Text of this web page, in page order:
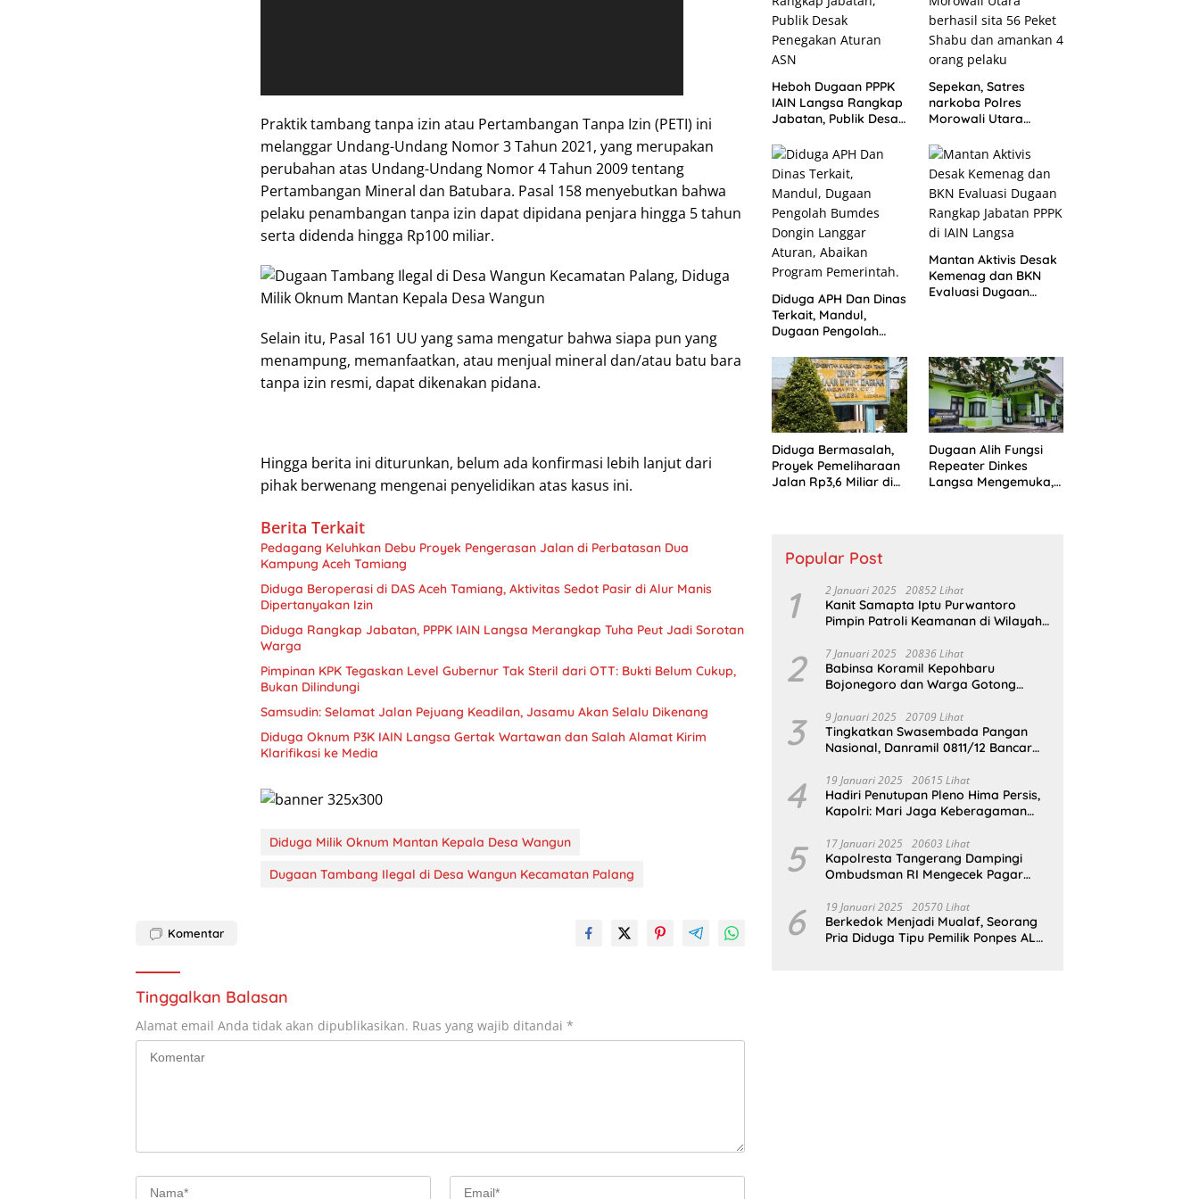
Praktik tambang tanpa izin atau Pertambangan Tanpa Izin (PETI) ini
melanggar Undang-Undang Nomor 3 Tahun 2021, yang merupakan
perubahan atas Undang-Undang Nomor 4 Tahun 2009 tentang
Pertambangan Mineral dan Batubara. Pasal 158 menyebutkan bahwa
pelaku penambangan tanpa izin dapat dipidana penjara hingga 5 tahun
serta didenda hingga Rp100 miliar.
Selain itu, Pasal 161 UU yang sama mengatur bahwa siapa pun yang
menampung, memanfaatkan, atau menjual mineral dan/atau batu bara
tanpa izin resmi, dapat dikenakan pidana.
Hingga berita ini diturunkan, belum ada konfirmasi lebih lanjut dari
pihak berwenang mengenai penyelidikan atas kasus ini.
Berita Terkait
Pedagang Keluhkan Debu Proyek Pengerasan Jalan di Perbatasan Dua
Kampung Aceh Tamiang
Diduga Beroperasi di DAS Aceh Tamiang, Aktivitas Sedot Pasir di Alur Manis
Dipertanyakan Izin
Diduga Rangkap Jabatan, PPPK IAIN Langsa Merangkap Tuha Peut Jadi Sorotan
Warga
Pimpinan KPK Tegaskan Level Gubernur Tak Steril dari OTT: Bukti Belum Cukup,
Bukan Dilindungi
Samsudin: Selamat Jalan Pejuang Keadilan, Jasamu Akan Selalu Dikenang
Diduga Oknum P3K IAIN Langsa Gertak Wartawan dan Salah Alamat Kirim
Klarifikasi ke Media
Diduga Milik Oknum Mantan Kepala Desa Wangun
Dugaan Tambang Ilegal di Desa Wangun Kecamatan Palang
Komentar
Tinggalkan Balasan
Alamat email Anda tidak akan dipublikasikan. Ruas yang wajib ditandai *
Heboh Dugaan PPPK
IAIN Langsa Rangkap
Jabatan, Publik Desak
ASN
Sepekan, Satres
narkoba Polres
Morowali Utara
Shabu dan amankan
4 orang pelaku
Diduga APH Dan Dinas
Terkait, Mandul,
Dugaan Pengolah
Langgar Aturan,
Abaikan Program
Pemerintah.
Mantan Aktivis Desak
Kemenag dan BKN
Evaluasi Dugaan
Diduga Bermasalah,
Proyek Pemeliharaan
Jalan Rp3,6 Miliar di
Dugaan Alih Fungsi
Repeater Dinkes
Langsa Mengemuka,
Popular Post
1 2 Januari 2025 20852 Lihat
Kanit Samapta Iptu Purwantoro
Pimpin Patroli Keamanan di Wilayah
2 7 Januari 2025 20836 Lihat
Babinsa Koramil Kepohbaru
Bojonegoro dan Warga Gotong
Gedung SDN Pejok
3 9 Januari 2025 20709 Lihat
Tingkatkan Swasembada Pangan
Nasional, Danramil 0811/12 Bancar
Petani Tanam Padi Di Desa Pugoh
4 19 Januari 2025 20615 Lihat
Hadiri Penutupan Pleno Hima Persis,
Kapolri: Mari Jaga Keberagaman
2045
5 17 Januari 2025 20603 Lihat
Kapolresta Tangerang Dampingi
Ombudsman RI Mengecek Pagar
6 19 Januari 2025 20570 Lihat
Berkedok Menjadi Mualaf, Seorang
Pria Diduga Tipu Pemilik Ponpes AL